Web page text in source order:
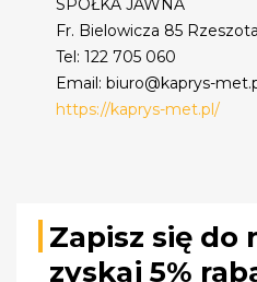
Fr. Bielowicza 85
Tel: 122 705 060
Email: biuro@kaprys-
https://kaprys-met.pl/
Zapisz się do
zyskaj 5%